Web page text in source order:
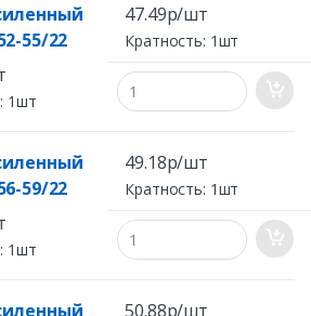
55/22
1шт
47.49р/шт
Кратность: 1шт
59/22
1шт
49.18р/шт
Кратность: 1шт
50.88р/шт